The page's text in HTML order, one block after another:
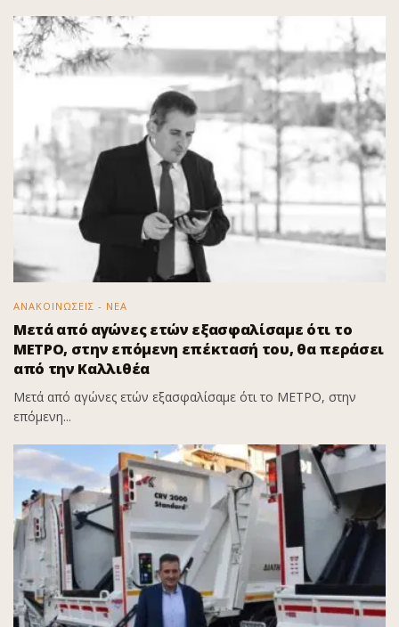
ΑΝΑΚΟΙΝΩΣΕΙΣ - ΝΕΑ
Μετά από αγώνες ετών εξασφαλίσαμε ότι το
ΜΕΤΡΟ, στην επόμενη επέκτασή του, θα περάσει
από την Καλλιθέα
Μετά από αγώνες ετών εξασφαλίσαμε ότι το ΜΕΤΡΟ, στην
επόμενη...